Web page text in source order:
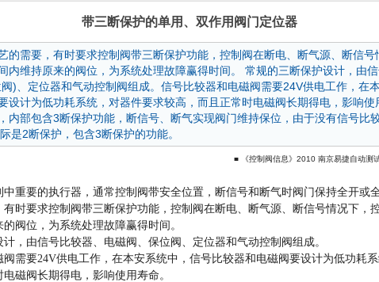
带三断保护的单用、双作用阀门定位器
的需要，有时要求控制阀带三断保护功能，控制阀在断电、断气源、断信号
内维持原来的阀位，为系统处理故障赢得时间。 常规的三断保护设计，由
)、定位器和气动控制阀组成。信号比较器和电磁阀需要24V供电工作，在
设计为低功耗系统，对器件要求较高，而且正常时电磁阀长期得电，影响使
内部包含3断保护功能，断信号、断气实现阀门维持保位，由于没有信号比
是2断保护，包含3断保护的功能。
■ 《控制阀信息》2010 南京易捷自动测
中重要的执行器，通常控制阀带安全位置，断信号和断气时阀门保持全开或
有时要求控制阀带三断保护功能，控制阀在断电、断气源、断信号情况下，
阀位，为系统处理故障赢得时间。
，由信号比较器、电磁阀、保位阀、定位器和气动控制阀组成。
阀需要24V供电工作，在本安系统中，信号比较器和电磁阀要设计为低功耗
磁阀长期得电，影响使用寿命。